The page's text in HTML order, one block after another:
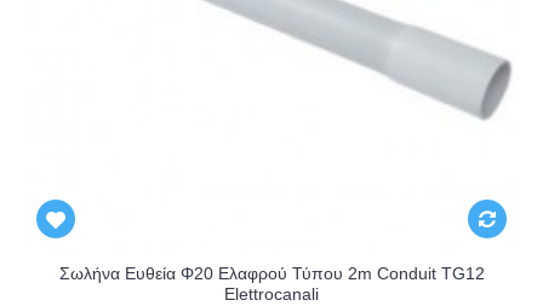
Σωλήνα Ευθεία Φ20 Ελαφρού Τύπου 2m Conduit TG12
Elettrocanali